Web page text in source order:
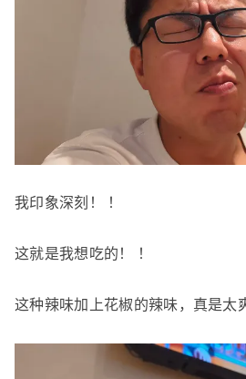
我印象深刻！ ！
这就是我想吃的！ ！
这种辣味加上花椒的辣味，真是太